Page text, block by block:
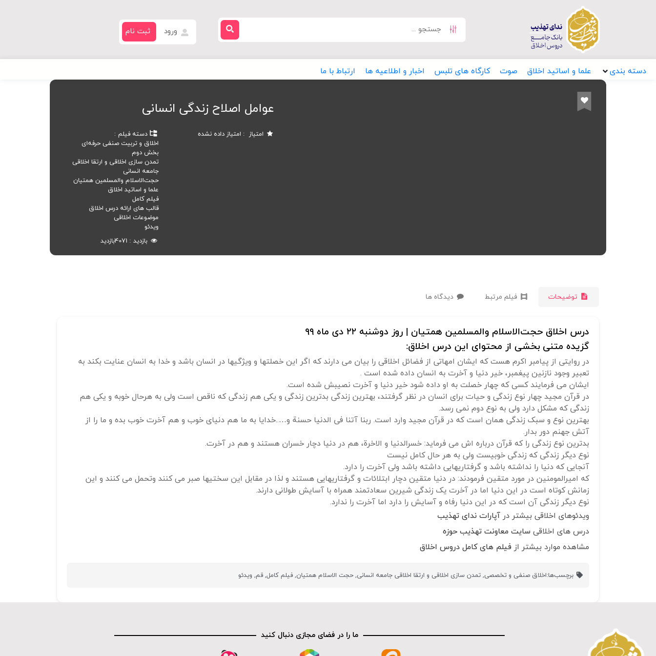
ورود ثبت نام
دسته بندی علما و اساتید اخلاق صوت کارگاه های تلبس اخبار و اطلاعیه ها ارتباط با ما
عوامل اصلاح زندگی انسانی
امتیاز امتیاز داده نشده
دسته فیلم
اخلاق و تربیت صنفی حرفه‌ای
بخش دوم
تمدن سازی اخلاقی و ارتقا اخلاقی
جامعه انسانی
حجت‌الاسلام والمسلمین همتیان
علما و اساتید اخلاق
فیلم کامل
قالب های ارائه درس اخلاق
موضوعات اخلاقی
ویدئو
بازدید
4071بازدید
توضیحات فیلم مرتبط دیدگاه ها
درس اخلاق حجت‌الاسلام والمسلمین همتیان | روز دوشنبه ۲۲ دی ماه ۹۹
گزیده متنی بخشی از محتوای این درس اخلاق:
در روایتی از پیامبر اکرم هست که ایشان امهاتی از فضائل اخلاقی را بیان می دارند که اگر این خصلتها و ویژگیها در انسان باشد و خدا به انسان عنایت بکند به
تعبیر وجود نازنین پیغمبر، خیر دنیا و آخرت به انسان داده شده است .
ایشان می فرمایند کسی که چهار خصلت به او داده شود خیر دنیا و آخرت نصیبش شده است.
در قرآن مجید چهار نوع زندگی و حیات برای انسان در نظر گرفتند، بهترین زندگی بدترین زندگی و یکی هم زندگی که ناقص است ولی به هرحال خوبه و یکی هم
زندگی که مشکل دارد ولی به نوع دوم نمی رسد.
بهترین نوع و سبک زندگی همان است که در قرآن مجید وارد است. ربنا آتنا فی الدنیا حسنة و…..خدایا به ما هم دنیای خوب و هم آخرت خوب بده و ما را از
آتش جهنم دور بدار.
بدترین نوع زندگی را که قرآن درباره اش می فرماید: خسرالدنیا و الاخرة، هم در دنیا دچار خسران هستند و هم در آخرت.
نوع دیگر زندگی که زندگی خوبیست ولی به هر حال کامل نیست
آنجایی که دنیا را نداشته باشد و گرفتاریهایی داشته باشد ولی آخرت را دارد.
که امیرالمومنین در مورد متقین فرمودند: در دنیا متقین دچار ابتلائات و گرفتاریهایی هستند و لذا در مقابل این سختیها صبر می کنند وتحمل می کنند و این
زمانش کوتاه است در این دنیا اما در آخرت یک زندگی شیرین سعادتمند همراه با آسایش طولانی دارند.
نوع دیگر زندگی آن است که در این دنیا رفاه و آسایش را دارد اما آخرت را ندارد.
ویدئوهای اخلاقی بیشتر در آپارات ندای تهذیب
درس های اخلاقی سایت معاونت تهذیب حوزه
مشاهده موارد بیشتر از فیلم های کامل دروس اخلاق
برچسب‌ها:اخلاق صنفی و تخصصی,تمدن سازی اخلاقی و ارتقا اخلاقی جامعه انسانی,حجت الاسلام همتیان,فیلم کامل,قم, ویدئو
ما را در فضای مجازی دنبال کنید